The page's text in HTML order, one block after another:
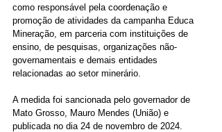
como responsável pela coordenação e
promoção de atividades da campanha Educa
Mineração, em parceria com instituições de
ensino, de pesquisas, organizações não-
governamentais e demais entidades
relacionadas ao setor minerário.
A medida foi sancionada pelo governador de
Mato Grosso, Mauro Mendes (União) e
publicada no dia 24 de novembro de 2024.